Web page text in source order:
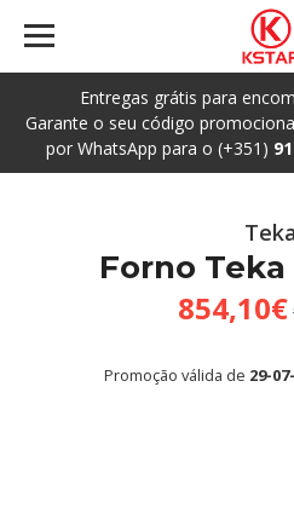
Entregas grátis para
Garante o seu código
por WhatsApp para o (+351)
Forno
854,10€
Promoção válida de 29-